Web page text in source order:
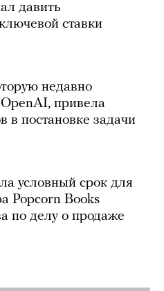
давить
ставки
недавно
привела
в постановке задачи
условный срок для
Popcorn Books
по делу о продаже